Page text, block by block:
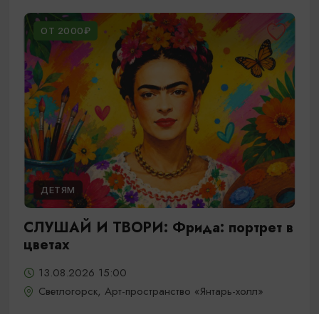
ОТ 2000₽
ДЕТЯМ
СЛУШАЙ И ТВОРИ: Фрида: портрет в
цветах
13.08.2026 15:00
Светлогорск, Арт-пространство «Янтарь-холл»